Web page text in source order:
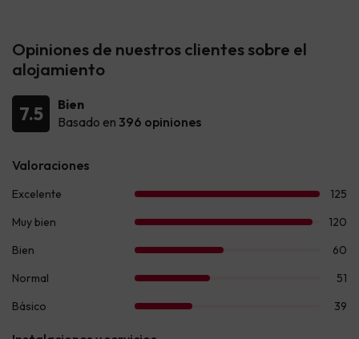
Opiniones de nuestros clientes sobre el
alojamiento
7.5
Bien
Basado en 396 opiniones